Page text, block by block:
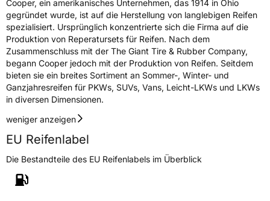
EPREL ID 707934
Allgemeine Produktsicherheit (GPSR)
HerstellerkontaktCooper Tire & Rubber Company España,
S.L., Mari Paz del Valle Madrid,
www.coopertire.de
Cooper, ein amerikanisches Unternehmen, das 1914 in Ohio
gegründet wurde, ist auf die Herstellung von langlebigen Reifen
spezialisiert. Ursprünglich konzentrierte sich die Firma auf die
Produktion von Reperatursets für Reifen. Nach dem
Zusammenschluss mit der The Giant Tire & Rubber Company,
begann Cooper jedoch mit der Produktion von Reifen. Seitdem
bieten sie ein breites Sortiment an Sommer-, Winter- und
Ganzjahresreifen für PKWs, SUVs, Vans, Leicht-LKWs und LKWs
in diversen Dimensionen.
weniger anzeigen
EU Reifenlabel
Die Bestandteile des EU Reifenlabels im Überblick